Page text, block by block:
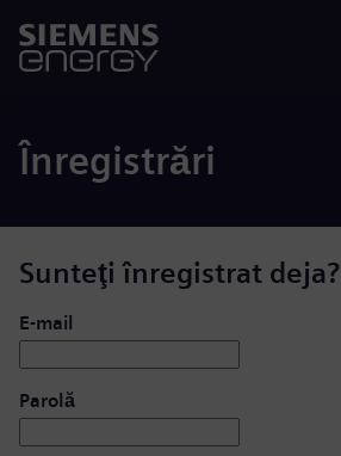
Înregistrări
Sunteţi înregistrat deja?
Conectare: utilizator și parolă
E-mail
Parolă